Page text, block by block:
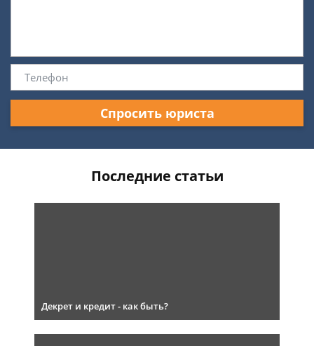
Спросить юриста
Последние статьи
Декрет и кредит - как быть?